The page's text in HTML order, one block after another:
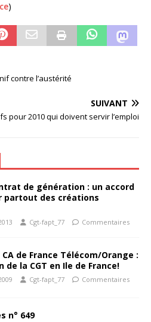
)
contre l’austérité
SUIVANT
pour 2010 qui doivent servir l’emploi
de génération : un accord
partout des créations
Cgt-fapt_77
Commentaires
de France Télécom/Orange :
de la CGT en Ile de France!
Cgt-fapt_77
Commentaires
n° 649